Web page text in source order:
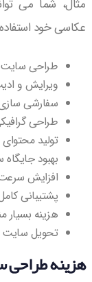
مثال، شما می
عکاسی خود
طراحی سایت
ویرایش و
سفارشی
طراحی
تولید
بهبود
افزایش
پشتیبانی
هزینه بسیار
تحویل سایت
هزینه طراحی